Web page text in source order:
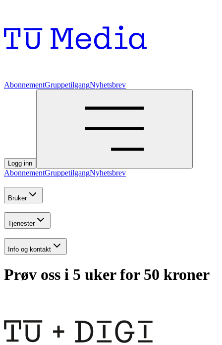
AbonnementGruppetilgangNyhetsbrev
Logg inn
AbonnementGruppetilgangNyhetsbrev
Bruker
Tjenester
Info og kontakt
Prøv oss i 5 uker for 50 kroner